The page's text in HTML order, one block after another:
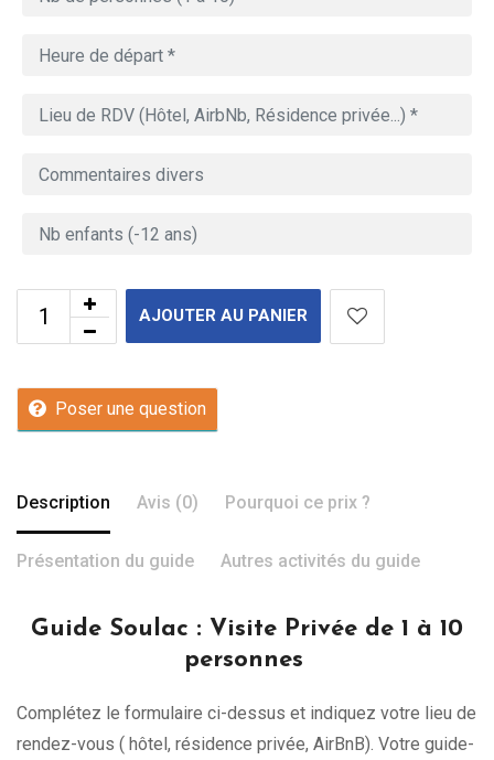
AJOUTER AU PANIER
Poser une question
Description Avis (0) Pourquoi ce prix ?
Présentation du guide Autres activités du guide
Guide Soulac : Visite Privée de 1 à 10
personnes
Complétez le formulaire ci-dessus et indiquez votre lieu de
rendez-vous ( hôtel, résidence privée, AirBnB). Votre guide-